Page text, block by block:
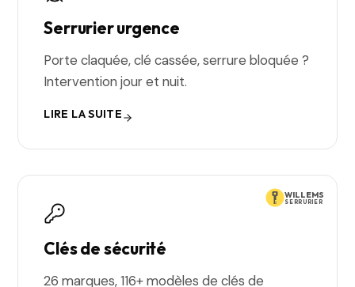
Serrurier urgence
Porte claquée, clé cassée, serrure bloquée ?
Intervention jour et nuit.
LIRE LA SUITE
WILLEMS
SERRURIER
Clés de sécurité
26 marques, 116+ modèles de clés de